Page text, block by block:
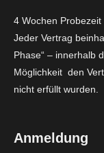
4 Wochen Probezeit
Jeder Vertrag
Phase“ – innerhalb
Möglichkeit den
nicht erfüllt wurden.
Anmeldung